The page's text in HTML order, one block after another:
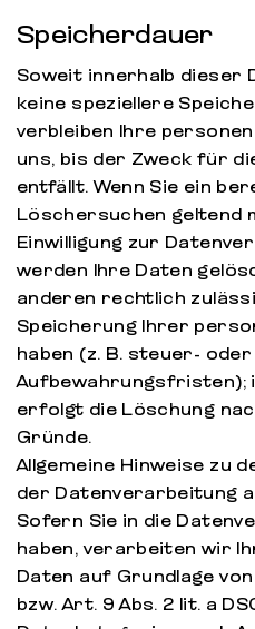
Speicherdauer
Soweit innerhalb dieser
keine speziellere
verbleiben Ihre
uns, bis der Zweck für
entfällt. Wenn Sie ein
Löschersuchen geltend
Einwilligung zur
werden Ihre Daten
anderen rechtlich
Speicherung Ihrer
haben (z. B. steuer-
Aufbewahrungsfristen);
erfolgt die Löschung
Gründe.
Allgemeine Hinweise zu
der Datenverarbeitung
Sofern Sie in die
haben, verarbeiten wir
Daten auf Grundlage von
bzw. Art. 9 Abs. 2 lit. a